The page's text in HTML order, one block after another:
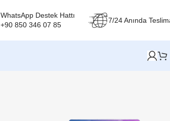
WhatsApp Destek Hattı
+90 850 346 07 85
7/24 Anında